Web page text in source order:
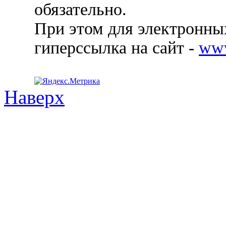
обязательно.
При этом для
гиперссылка на сайт -
Наверх